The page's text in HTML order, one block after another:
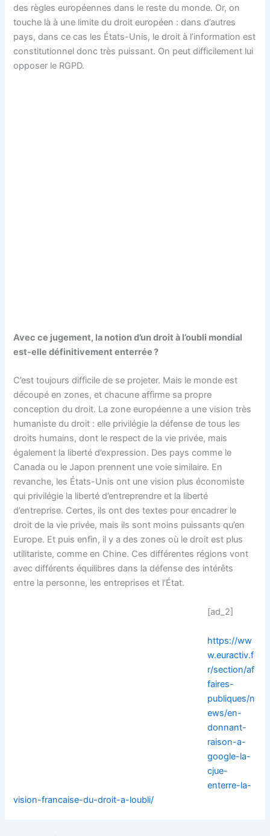
des règles européennes dans le reste du monde. Or, on
touche là à une limite du droit européen : dans d’autres
pays, dans ce cas les États-Unis, le droit à l’information est
constitutionnel donc très puissant. On peut difficilement lui
opposer le RGPD.
Avec ce jugement, la notion d’un droit à l’oubli mondial
est-elle définitivement enterrée ?
C’est toujours difficile de se projeter. Mais le monde est
découpé en zones, et chacune affirme sa propre
conception du droit. La zone européenne a une vision très
humaniste du droit : elle privilégie la défense de tous les
droits humains, dont le respect de la vie privée, mais
également la liberté d’expression. Des pays comme le
Canada ou le Japon prennent une voie similaire. En
revanche, les États-Unis ont une vision plus économiste
qui privilégie la liberté d’entreprendre et la liberté
d’entreprise. Certes, ils ont des textes pour encadrer le
droit de la vie privée, mais ils sont moins puissants qu’en
Europe. Et puis enfin, il y a des zones où le droit est plus
utilitariste, comme en Chine. Ces différentes régions vont
avec différents équilibres dans la défense des intérêts
entre la personne, les entreprises et l’État.
[ad_2]
https://ww
w.euractiv.f
r/section/af
faires-
publiques/n
ews/en-
donnant-
raison-a-
google-la-
cjue-
enterre-la-
vision-francaise-du-droit-a-loubli/